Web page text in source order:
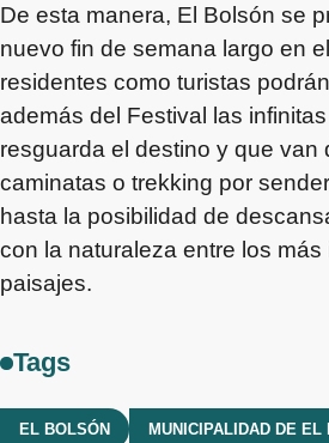
De esta manera, El Bolsón se
nuevo fin de semana largo en
residentes como turistas
además del Festival las
resguarda el destino y que van
caminatas o trekking por
hasta la posibilidad de
con la naturaleza entre los más
paisajes.
Tags
EL BOLSÓN MUNICIPALIDAD DE EL